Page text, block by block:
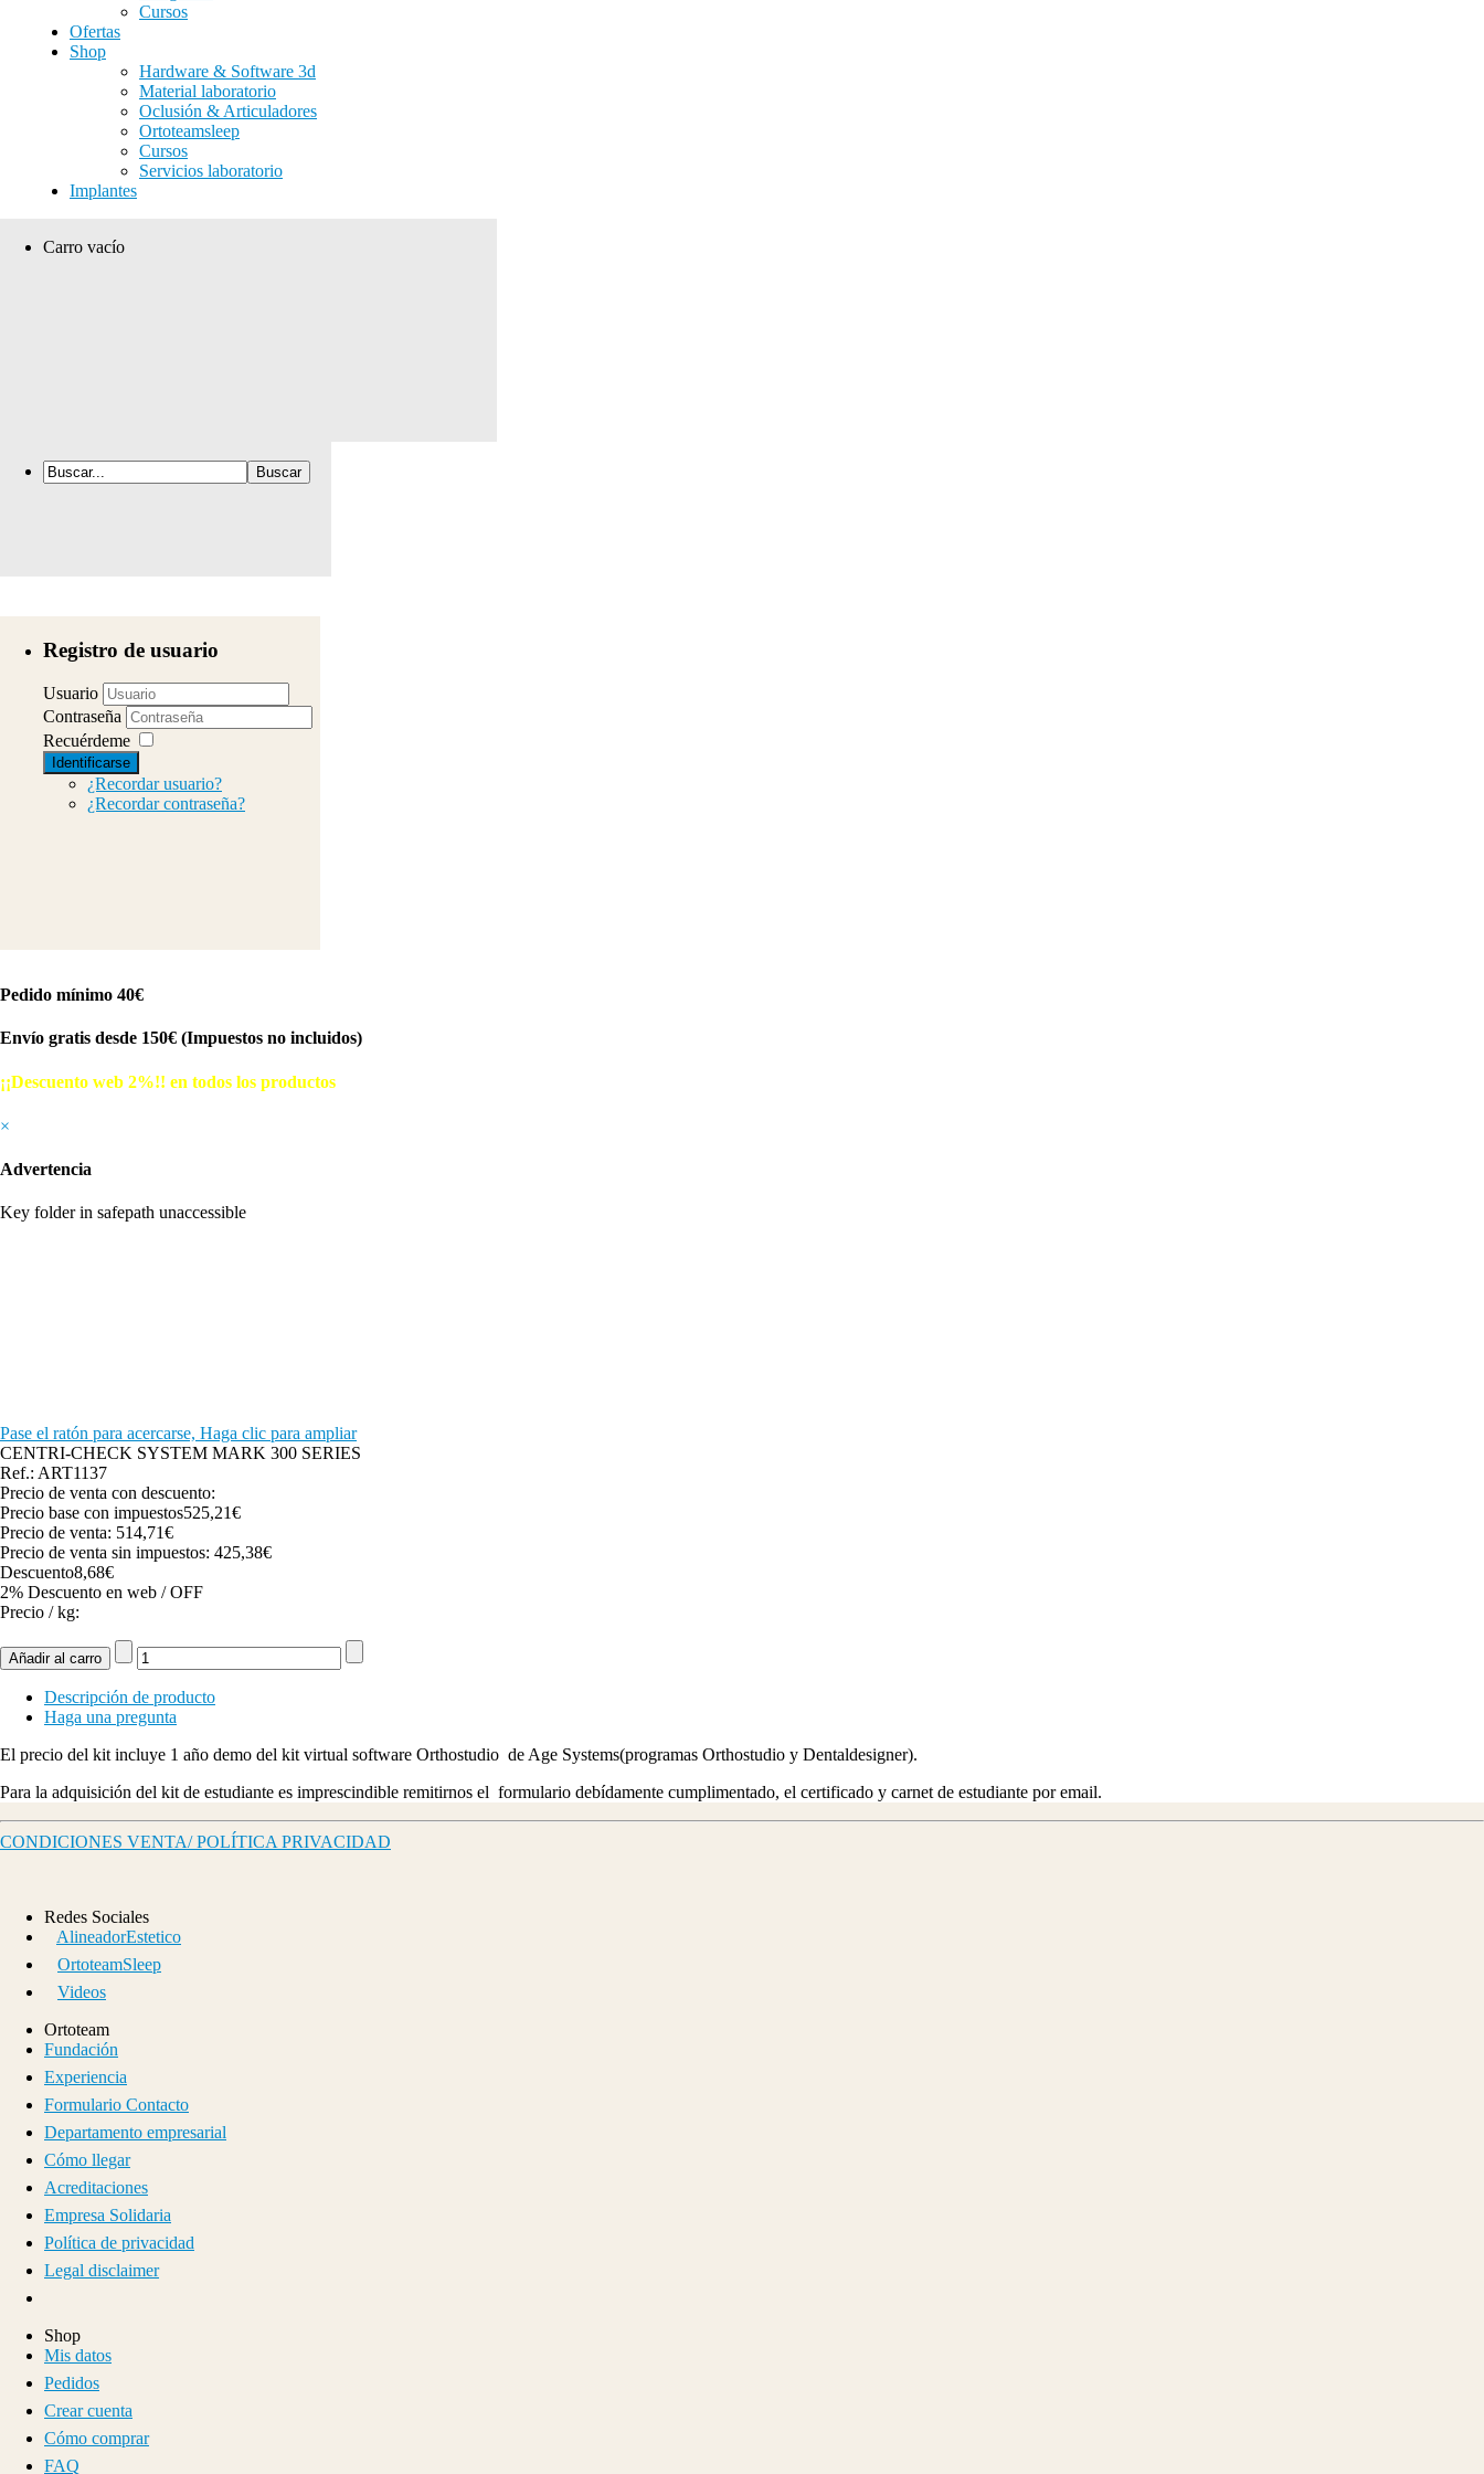
Cursos
Ofertas
Shop
Hardware & Software 3d
Material laboratorio
Oclusión & Articuladores
Ortoteamsleep
Cursos
Servicios laboratorio
Implantes
Carro vacío
Registro de usuario
Usuario
Contraseña
Recuérdeme
Identificarse
¿Recordar usuario?
¿Recordar contraseña?
Pedido mínimo 40€
Envío gratis desde 150€ (Impuestos no incluidos)
¡¡Descuento web 2%!! en todos los productos
© Free
×
Advertencia
Key folder in safepath unaccessible
Pase el ratón para acercarse, Haga clic para ampliar
CENTRI-CHECK SYSTEM MARK 300 SERIES
Ref.: ART1137
Precio de venta con descuento:
Precio base con impuestos525,21€
Precio de venta: 514,71€
Precio de venta sin impuestos: 425,38€
Descuento8,68€
2% Descuento en web / OFF
Precio / kg:
Descripción de producto
Haga una pregunta
El precio del kit incluye 1 año demo del kit virtual software Orthostudio de Age Systems(programas Orthostudio y Dentaldesigner).
Para la adquisición del kit de estudiante es imprescindible remitirnos el formulario debídamente cumplimentado, el certificado y carnet de estudiante por email.
CONDICIONES VENTA/ POLÍTICA PRIVACIDAD
Redes Sociales
AlineadorEstetico
OrtoteamSleep
Videos
Ortoteam
Fundación
Experiencia
Formulario Contacto
Departamento empresarial
Cómo llegar
Acreditaciones
Empresa Solidaria
Política de privacidad
Legal disclaimer
Shop
Mis datos
Pedidos
Crear cuenta
Cómo comprar
FAQ